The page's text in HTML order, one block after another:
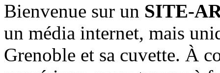
Bienvenue sur un SITE-
un média internet, mais
Grenoble et sa cuvette. À